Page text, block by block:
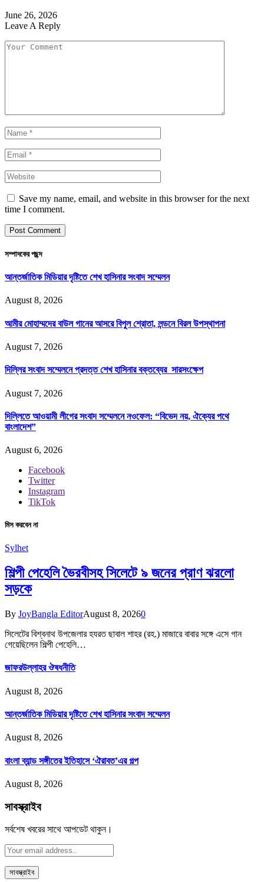
June 26, 2026
Leave A Reply
Save my name, email, and website in this browser for the next
time I comment.
সম্পাদকের পছন্দ
আন্তর্জাতিক মিডিয়ার দৃষ্টিতে শেখ হাসিনার সংবাদ সম্মেলন
August 8, 2026
আমীর মোহাম্মদের বাউল গানের আসরে বিপুল শ্রোতা, লন্ডনে বিরল উপস্থাপনা
August 7, 2026
দিল্লির সংবাদ সম্মেলনে প্রদত্ত শেখ হাসিনার বক্তব্যের সারসংক্ষেপ
August 7, 2026
দিল্লিতে আওয়ামী লীগের সংবাদ সম্মেলনে নওফেল: “বিভেদ নয়, ঐক্যের পথে
বাংলাদেশ”
August 6, 2026
Facebook
Twitter
Instagram
TikTok
মিস করবেন না
Sylhet
শিল্পী পেহেলি ভৈরবীসহ সিলেটে ৯ জনের প্রাণ ঝরলো
সড়কে
By JoyBangla EditorAugust 8, 20260
সিলেটের বিশ্বনাথ উপজেলার হযরত ছাবাল শাহর (রহ.) মাজারে বাবার সঙ্গে এসে গান
গেয়েছিলেন শিল্পী পেহেলি…
জাফরউল্লাহর ঔষধনীতি
August 8, 2026
আন্তর্জাতিক মিডিয়ার দৃষ্টিতে শেখ হাসিনার সংবাদ সম্মেলন
August 8, 2026
বাংলা ব্যান্ড সঙ্গীতের ইতিহাসে ‘ঐরাবত’এর গল্প
August 8, 2026
সাবস্ক্রাইব
সর্বশেষ খবরের সাথে আপডেট থাকুন।